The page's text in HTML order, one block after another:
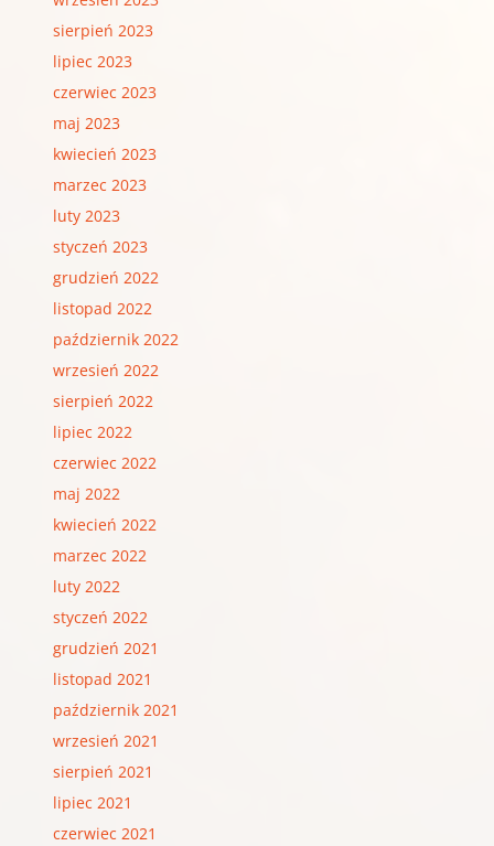
sierpień 2023
lipiec 2023
czerwiec 2023
maj 2023
kwiecień 2023
marzec 2023
luty 2023
styczeń 2023
grudzień 2022
listopad 2022
październik 2022
wrzesień 2022
sierpień 2022
lipiec 2022
czerwiec 2022
maj 2022
kwiecień 2022
marzec 2022
luty 2022
styczeń 2022
grudzień 2021
listopad 2021
październik 2021
wrzesień 2021
sierpień 2021
lipiec 2021
czerwiec 2021